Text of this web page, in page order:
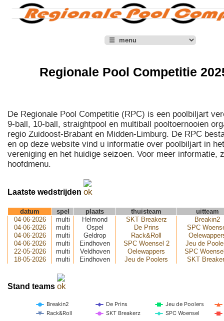
Regionale Pool Competitie
De Regionale Pool Competitie (RPC) is een poolbiljart
9-ball, 10-ball, straightpool en multiball pooltoernooien
regio Zuidoost-Brabant en Midden-Limburg. De RPC
en op deze website vind u informatie over poolbiljart in
vereniging en het huidige seizoen. Voor meer informatie,
hoofdmenu.
Laatste wedstrijden
datum spel plaats thuisteam
uitteam
04-06-2026
multi Helmond SKT Breakerz
Breakin2
04-06-2026
multi Ospel De Prins
SPC
04-06-2026
multi Geldrop Rack&Roll
04-06-2026
multi Eindhoven SPC Woensel 2
Jeu de
22-05-2026
multi Veldhoven Oelewappers
SPC
18-05-2026
multi Eindhoven Jeu de Poolers SKT
Stand teams
Breakin2 De Prins
Jeu de Poolers
Rack&Roll
SKT Breakerz SPC Woensel